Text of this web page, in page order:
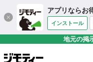
アプリならお
インストール
地元の掲